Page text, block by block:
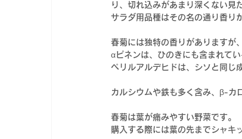
り、切れ込みがあまり深くない見
サラダ用品種はその名の通り香り
春菊には独特の香りがありますが
αピネンは、ひのきにも含まれて
ペリルアルデヒドは、シソと同じ
カルシウムや鉄も多く含み、β-カ
春菊は葉が痛みやすい野菜です。
購入する際には葉の先までシャキ